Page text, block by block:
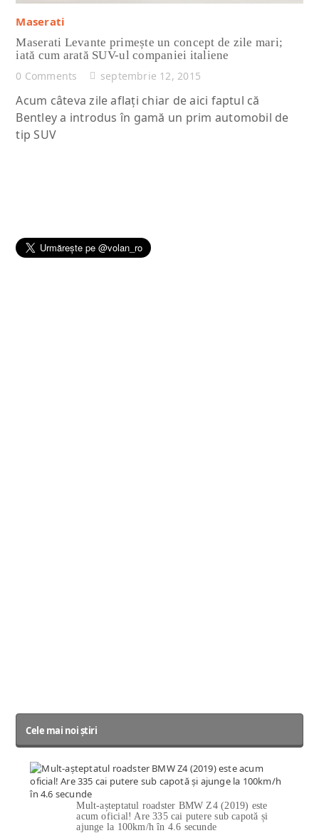
Maserati
Maserati Levante primește un concept de zile mari;
iată cum arată SUV-ul companiei italiene
0 Comments
septembrie 12, 2015
Acum câteva zile aflați chiar de aici faptul că
Bentley a introdus în gamă un prim automobil de
tip SUV
Cele mai noi știri
Mult-așteptatul roadster BMW Z4 (2019) este
acum oficial! Are 335 cai putere sub capotă și
ajunge la 100km/h în 4.6 secunde